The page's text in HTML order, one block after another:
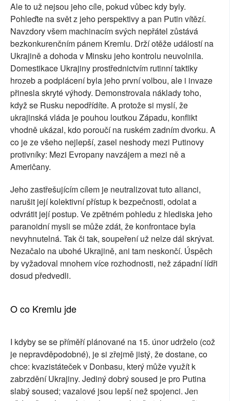
Ale to už nejsou jeho cíle, pokud vůbec kdy byly.
Pohleďte na svět z jeho perspektivy a pan Putin vítězí.
Navzdory všem machinacím svých nepřátel zůstává
bezkonkurenčním pánem Kremlu. Drží otěže událostí na
Ukrajině a dohoda v Minsku jeho kontrolu neuvolnila.
Domestikace Ukrajiny prostřednictvím rutinní taktiky
hrozeb a podplácení byla jeho první volbou, ale i invaze
přinesla skryté výhody. Demonstrovala náklady toho,
když se Rusku nepodřídíte. A protože si myslí, že
ukrajinská vláda je pouhou loutkou Západu, konflikt
vhodně ukázal, kdo poroučí na ruském zadním dvorku. A
co je ze všeho nejlepší, zasel neshody mezi Putinovy
protivníky: Mezi Evropany navzájem a mezi ně a
Američany.
Jeho zastřešujícím cílem je neutralizovat tuto alianci,
narušit její kolektivní přístup k bezpečnosti, odolat a
odvrátit její postup. Ve zpětném pohledu z hlediska jeho
paranoidní mysli se může zdát, že konfrontace byla
nevyhnutelná. Tak či tak, soupeření už nelze dál skrývat.
Nezačalo na ubohé Ukrajině, ani tam neskončí. Úspěch
by vyžadoval mnohem více rozhodnosti, než západní lídři
dosud předvedli.
O co Kremlu jde
I kdyby se se příměří plánované na 15. únor udrželo (což
je nepravděpodobné), je si zřejmě jistý, že dostane, co
chce: kvazistáteček v Donbasu, který může využít k
zabrzdění Ukrajiny. Jediný dobrý soused je pro Putina
slabý soused; vazalové jsou lepší než spojenci. Jen